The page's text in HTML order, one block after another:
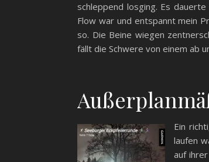
schleppend losging. Es
Flow war und entspannt mein
so. Die Beine wiegen
fällt die Schwere von einem ab
Ein
laufen
auf